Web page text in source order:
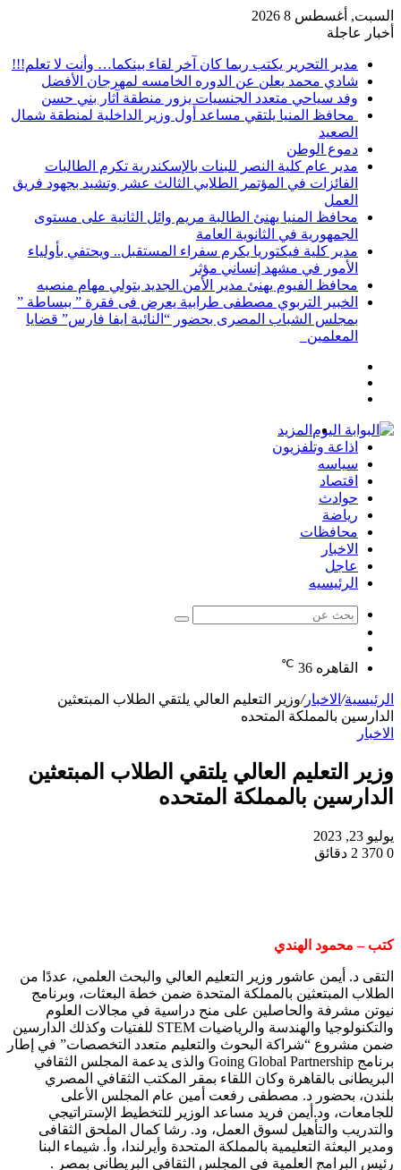
السبت, أغسطس 8 2026
أخبار عاجلة
مدير التحرير يكتب ربما كان آخر لقاء بينكما… وأنت لا تعلم!!!
شادي محمد يعلن عن الدوره الخامسه لمهرجان الأفضل
وفد سياحي متعدد الجنسيات يزور منطقة آثار بني حسن
محافظ المنيا يلتقي مساعد أول وزير الداخلية لمنطقة شمال
الصعيد
دموع الوطن
مدير عام كلية النصر للبنات بالإسكندرية تكرم الطالبات
الفائزات في المؤتمر الطلابي الثالث عشر وتشيد بجهود فريق
العمل
محافظ المنيا يهنئ الطالبة مريم وائل الثانية على مستوى
الجمهورية في الثانوية العامة
مدير كلية فيكتوريا يكرم سفراء المستقبل.. ويحتفي بأولياء
الأمور في مشهد إنساني مؤثر
محافظ الفيوم يهنئ مدير الأمن الجديد بتولي مهام منصبه
الخبير التربوي مصطفى طرابية يعرض فى فقرة ” ببساطة ”
بمجلس الشباب المصرى بحضور “النائبة ايفا فارس” قضايا
المعلمين
المزيد
اذاعة وتلفزيون
سياسه
اقتصاد
حوادث
رياضة
محافظات
الاخبار
عاجل
الرئيسيه
بحث
عشوائي
القاهره 36
℃
الرئيسية/ الاخبار/وزير التعليم العالي يلتقي الطلاب المبتعثين
الدارسين بالمملكة المتحده
الاخبار
وزير التعليم العالي يلتقي الطلاب المبتعثين
الدارسين بالمملكة المتحده
يوليو 23, 2023
0
2 دقائق
كتب – محمود الهندي
التقى د. أيمن عاشور وزير التعليم العالي والبحث العلمي، عددًا من
الطلاب المبتعثين بالمملكة المتحدة ضمن خطة البعثات، وبرنامج
نيوتن مشرفة والحاصلين على منح دراسية في مجالات العلوم
والتكنولوجيا والهندسة والرياضيات STEM للفتيات وكذلك الدارسين
ضمن مشروع “شراكة البحوث والتعليم متعدد التخصصات” في إطار
برنامج Going Global Partnership والذى يدعمة المجلس الثقافي
البريطانى بالقاهرة وكان اللقاء بمقر المكتب الثقافي المصري
بلندن، بحضور د. مصطفى رفعت أمين عام المجلس الأعلى
للجامعات، ود.أيمن فريد مساعد الوزير للتخطيط الإستراتيجي
والتدريب والتأهيل لسوق العمل، ود. رشا كمال الملحق الثقافى
ومدير البعثة التعليمية بالمملكة المتحدة وأيرلندا، وأ. شيماء البنا
رئيس البرامج العلمية في المجلس الثقافي البريطاني بمصر .